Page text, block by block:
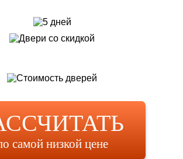
самой низкой цене